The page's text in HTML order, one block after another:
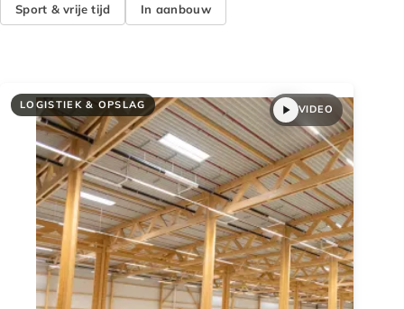
Sport & vrije tijd In aanbouw
LOGISTIEK & OPSLAG VIDEO